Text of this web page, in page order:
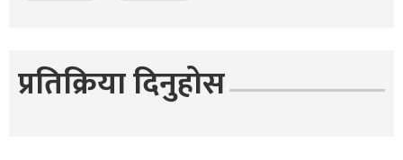
प्रतिक्रिया दिनुहोस